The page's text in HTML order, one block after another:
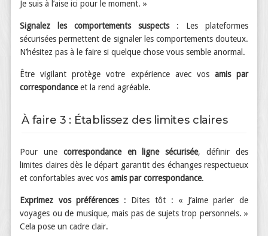
Je suis à l’aise ici pour le moment. »
Signalez les comportements suspects: Les plateformes
sécurisées permettent de signaler les comportements douteux.
N’hésitez pas à le faire si quelque chose vous semble anormal.
Être vigilant protège votre expérience avec vos amis par
correspondanceet la rend agréable.
À faire 3 : Établissez des limites claires
Pour une correspondance en ligne sécurisée, définir des
limites claires dès le départ garantit des échanges respectueux
et confortables avec vos amis par correspondance.
Exprimez vos préférences: Dites tôt : « J’aime parler de
voyages ou de musique, mais pas de sujets trop personnels. »
Cela pose un cadre clair.